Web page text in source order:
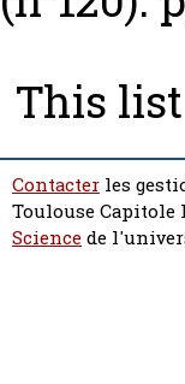
This
Contacter les
Toulouse
Sciencede